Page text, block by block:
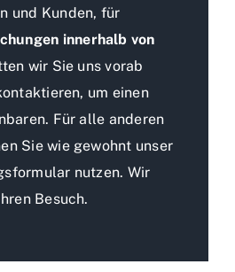
und Kunden, für
innerhalb von
wir Sie uns vorab
um einen
Für alle anderen
Sie wie gewohnt unser
nutzen. Wir
Besuch.